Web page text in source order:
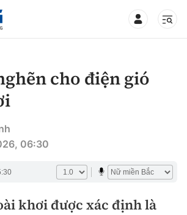
cho điện gió
06:30
khơi được xác định là